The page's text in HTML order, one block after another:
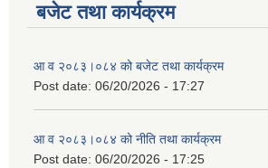
बजेट तथा कार्यक्रम
आ व २०८३।०८४ को बजेट तथा कार्यक्रम
Post date: 06/20/2026 - 17:27
आ व २०८३।०८४ को नीति तथा कार्यक्रम
Post date: 06/20/2026 - 17:25